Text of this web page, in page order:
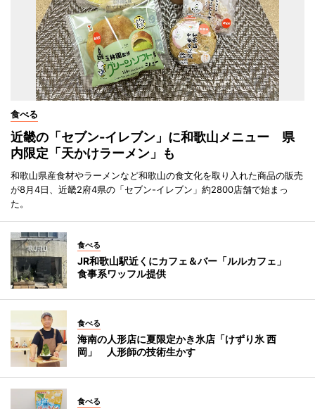
食べる
近畿の「セブン-イレブン」に和歌山メニュー 県
内限定「天かけラーメン」も
和歌山県産食材やラーメンなど和歌山の食文化を取り入れた商品の販売
が8月4日、近畿2府4県の「セブン-イレブン」約2800店舗で始まっ
た。
食べる
JR和歌山駅近くにカフェ＆バー「ルルカフェ」
食事系ワッフル提供
食べる
海南の人形店に夏限定かき氷店「けずり氷 西
岡」 人形師の技術生かす
食べる